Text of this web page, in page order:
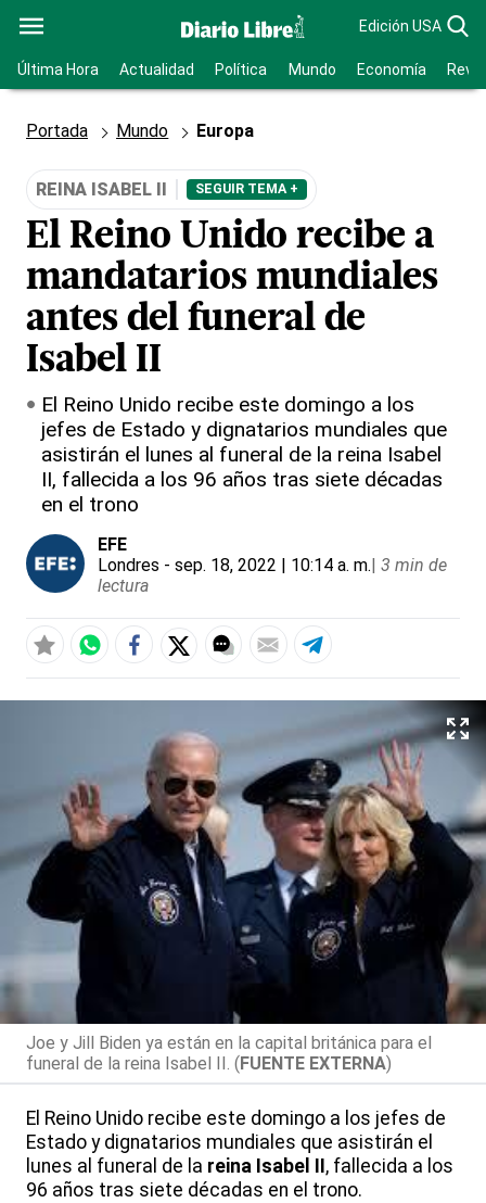
Edición USA
Última Hora Actualidad Política Mundo Economía
Portada Mundo Europa
REINA ISABEL II SEGUIR TEMA +
El Reino Unido recibe a
mandatarios mundiales
antes del funeral de
Isabel II
El Reino Unido recibe este domingo a los
jefes de Estado y dignatarios mundiales que
asistirán el lunes al funeral de la reina Isabel
II, fallecida a los 96 años tras siete décadas
en el trono
EFE
Londres - sep. 18, 2022 | 10:14 a. m.| 3 min de
lectura
Joe y Jill Biden ya están en la capital británica para el
funeral de la reina Isabel II. ( FUENTE EXTERNA)
El Reino Unido recibe este domingo a los jefes de
Estado y dignatarios mundiales que asistirán el
lunes al funeral de la reina Isabel II , fallecida a los
96 años tras siete décadas en el trono.